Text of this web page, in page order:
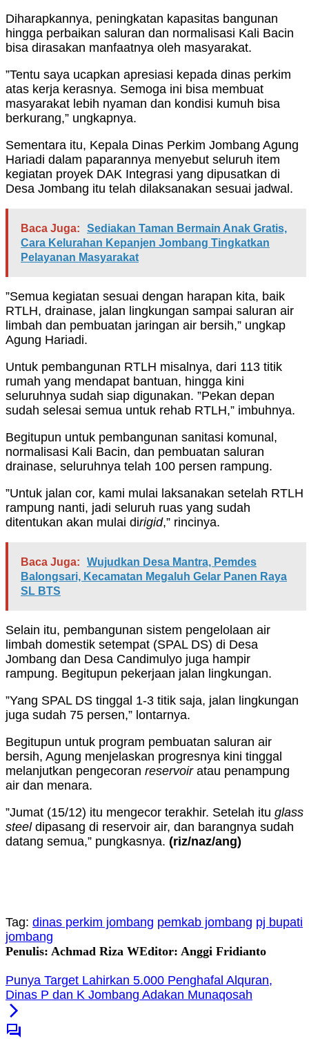
Diharapkannya, peningkatan kapasitas bangunan
hingga perbaikan saluran dan normalisasi Kali Bacin
bisa dirasakan manfaatnya oleh masyarakat.
”Tentu saya ucapkan apresiasi kepada dinas perkim
atas kerja kerasnya. Semoga ini bisa membuat
masyarakat lebih nyaman dan kondisi kumuh bisa
berkurang,” ungkapnya.
Sementara itu, Kepala Dinas Perkim Jombang Agung
Hariadi dalam paparannya menyebut seluruh item
kegiatan proyek DAK Integrasi yang dipusatkan di
Desa Jombang itu telah dilaksanakan sesuai jadwal.
Baca Juga:
Sediakan Taman Bermain Anak Gratis,
Cara Kelurahan Kepanjen Jombang Tingkatkan
Pelayanan Masyarakat
”Semua kegiatan sesuai dengan harapan kita, baik
RTLH, drainase, jalan lingkungan sampai saluran air
limbah dan pembuatan jaringan air bersih,” ungkap
Agung Hariadi.
Untuk pembangunan RTLH misalnya, dari 113 titik
rumah yang mendapat bantuan, hingga kini
seluruhnya sudah siap digunakan. ”Pekan depan
sudah selesai semua untuk rehab RTLH,” imbuhnya.
Begitupun untuk pembangunan sanitasi komunal,
normalisasi Kali Bacin, dan pembuatan saluran
drainase, seluruhnya telah 100 persen rampung.
”Untuk jalan cor, kami mulai laksanakan setelah RTLH
rampung nanti, jadi seluruh ruas yang sudah
ditentukan akan mulai dirigid,” rincinya.
Baca Juga:
Wujudkan Desa Mantra, Pemdes
Balongsari, Kecamatan Megaluh Gelar Panen Raya
SL BTS
Selain itu, pembangunan sistem pengelolaan air
limbah domestik setempat (SPAL DS) di Desa
Jombang dan Desa Candimulyo juga hampir
rampung. Begitupun pekerjaan jalan lingkungan.
”Yang SPAL DS tinggal 1-3 titik saja, jalan lingkungan
juga sudah 75 persen,” lontarnya.
Begitupun untuk program pembuatan saluran air
bersih, Agung menjelaskan progresnya kini tinggal
melanjutkan pengecoran reservoiratau penampung
air dan menara.
”Jumat (15/12) itu mengecor terakhir. Setelah itu glass
steeldipasang di reservoir air, dan barangnya sudah
datang semua,” pungkasnya. (riz/naz/ang)
Tag: dinas perkim jombang pemkab jombang pj bupati
jombang
Penulis: Achmad Riza WEditor: Anggi Fridianto
Punya Target Lahirkan 5.000 Penghafal Alquran,
Dinas P dan K Jombang Adakan Munaqosah